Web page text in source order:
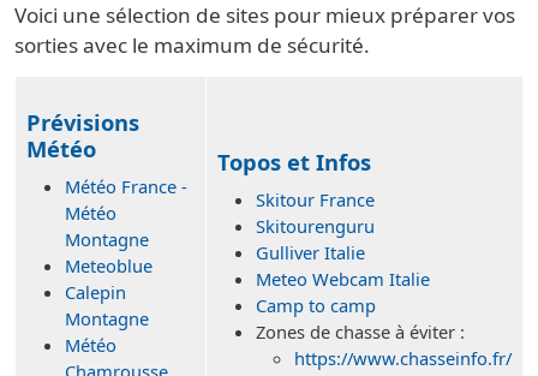
Voici une sélection de sites pour mieux préparer vos
sorties avec le maximum de sécurité.
Prévisions
Météo
Météo France -
Météo
Montagne
Meteoblue
Calepin
Montagne
Météo
Chamrousse
Topos et Infos
Skitour France
Skitourenguru
Gulliver Italie
Meteo Webcam Italie
Camp to camp
Zones de chasse à éviter :
https://www.chasseinfo.fr/